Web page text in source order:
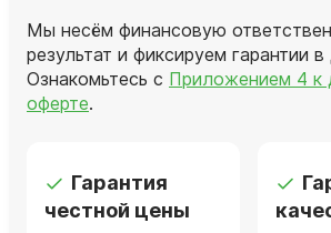
Мы несём финансовую
результат и фиксируем гарантии
Ознакомьтесь с Приложением 4 к
оферте.
Гарантия
честной цены